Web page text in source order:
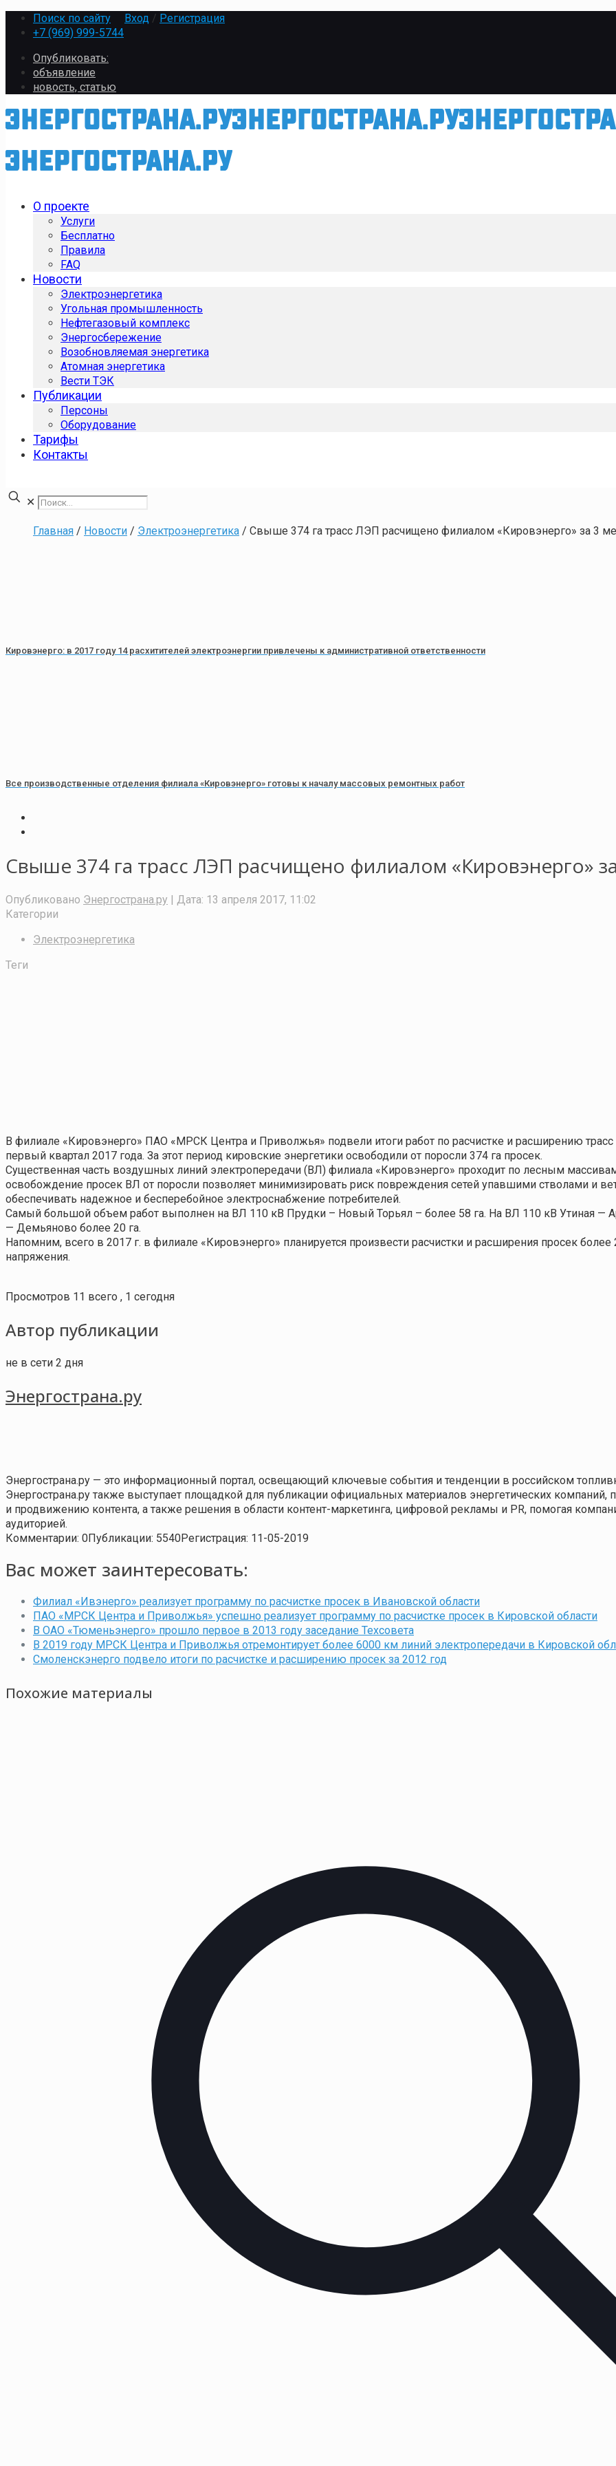
Поиск по сайту Вход / Регистрация
+7 (969) 999-5744
Опубликовать:
объявление
новость, статью
О проекте
Услуги
Бесплатно
Правила
FAQ
Новости
Электроэнергетика
Угольная промышленность
Нефтегазовый комплекс
Энергосбережение
Возобновляемая энергетика
Атомная энергетика
Вести ТЭК
Публикации
Персоны
Оборудование
Тарифы
Контакты
✕
Главная / Новости / Электроэнергетика / Свыше 374 га трасс ЛЭП расчищено филиалом «Кировэнерго» за 3
Кировэнерго: в 2017 году 14 расхитителей электроэнергии привлечены к административной ответственности
Все производственные отделения филиала «Кировэнерго» готовы к началу массовых ремонтных работ
Свыше 374 га трасс ЛЭП расчищено филиалом «Кировэнерго»
Опубликовано Энергострана.ру | Дата: 13 апреля 2017, 11:02
Категории
Электроэнергетика
Теги
В филиале «Кировэнерго» ПАО «МРСК Центра и Приволжья» подвели итоги работ по расчистке и расширению
первый квартал 2017 года. За этот период кировские энергетики освободили от поросли 374 га просек.
Существенная часть воздушных линий электропередачи (ВЛ) филиала «Кировэнерго» проходит по лесным
освобождение просек ВЛ от поросли позволяет минимизировать риск повреждения сетей упавшими стволами и
обеспечивать надежное и бесперебойное электроснабжение потребителей.
Самый большой объем работ выполнен на ВЛ 110 кВ Прудки – Новый Торьял – более 58 га. На ВЛ 110 кВ Утиная —
— Демьяново более 20 га.
Напомним, всего в 2017 г. в филиале «Кировэнерго» планируется произвести расчистки и расширения просек более
напряжения.
Просмотров 11 всего , 1 сегодня
Автор публикации
не в сети 2 дня
Энергострана.ру
Энергострана.ру — это информационный портал, освещающий ключевые события и тенденции в российском
Энергострана.ру также выступает площадкой для публикации официальных материалов энергетических
и продвижению контента, а также решения в области контент-маркетинга, цифровой рекламы и PR, помогая
аудиторией.
Комментарии: 0Публикации: 5540Регистрация: 11-05-2019
Вас может заинтересовать:
Филиал «Ивэнерго» реализует программу по расчистке просек в Ивановской области
ПАО «МРСК Центра и Приволжья» успешно реализует программу по расчистке просек в Кировской области
В ОАО «Тюменьэнерго» прошло первое в 2013 году заседание Техсовета
В 2019 году МРСК Центра и Приволжья отремонтирует более 6000 км линий электропередачи в Кировской
Смоленскэнерго подвело итоги по расчистке и расширению просек за 2012 год
Похожие материалы